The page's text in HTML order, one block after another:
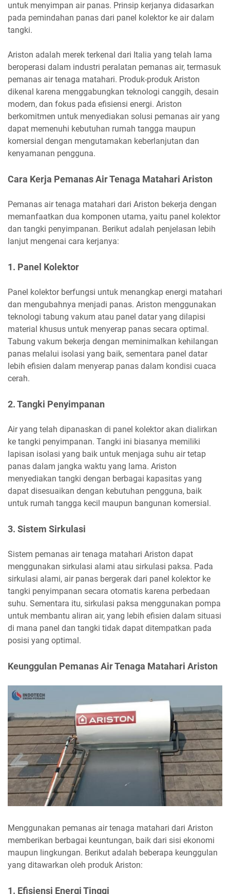
untuk menyimpan air panas. Prinsip kerjanya didasarkan
pada pemindahan panas dari panel kolektor ke air dalam
tangki.
Ariston adalah merek terkenal dari Italia yang telah lama
beroperasi dalam industri peralatan pemanas air, termasuk
pemanas air tenaga matahari. Produk-produk Ariston
dikenal karena menggabungkan teknologi canggih, desain
modern, dan fokus pada efisiensi energi. Ariston
berkomitmen untuk menyediakan solusi pemanas air yang
dapat memenuhi kebutuhan rumah tangga maupun
komersial dengan mengutamakan keberlanjutan dan
kenyamanan pengguna.
Cara Kerja Pemanas Air Tenaga Matahari Ariston
Pemanas air tenaga matahari dari Ariston bekerja dengan
memanfaatkan dua komponen utama, yaitu panel kolektor
dan tangki penyimpanan. Berikut adalah penjelasan lebih
lanjut mengenai cara kerjanya:
1. Panel Kolektor
Panel kolektor berfungsi untuk menangkap energi matahari
dan mengubahnya menjadi panas. Ariston menggunakan
teknologi tabung vakum atau panel datar yang dilapisi
material khusus untuk menyerap panas secara optimal.
Tabung vakum bekerja dengan meminimalkan kehilangan
panas melalui isolasi yang baik, sementara panel datar
lebih efisien dalam menyerap panas dalam kondisi cuaca
cerah.
2. Tangki Penyimpanan
Air yang telah dipanaskan di panel kolektor akan dialirkan
ke tangki penyimpanan. Tangki ini biasanya memiliki
lapisan isolasi yang baik untuk menjaga suhu air tetap
panas dalam jangka waktu yang lama. Ariston
menyediakan tangki dengan berbagai kapasitas yang
dapat disesuaikan dengan kebutuhan pengguna, baik
untuk rumah tangga kecil maupun bangunan komersial.
3. Sistem Sirkulasi
Sistem pemanas air tenaga matahari Ariston dapat
menggunakan sirkulasi alami atau sirkulasi paksa. Pada
sirkulasi alami, air panas bergerak dari panel kolektor ke
tangki penyimpanan secara otomatis karena perbedaan
suhu. Sementara itu, sirkulasi paksa menggunakan pompa
untuk membantu aliran air, yang lebih efisien dalam situasi
di mana panel dan tangki tidak dapat ditempatkan pada
posisi yang optimal.
Keunggulan Pemanas Air Tenaga Matahari Ariston
Menggunakan pemanas air tenaga matahari dari Ariston
memberikan berbagai keuntungan, baik dari sisi ekonomi
maupun lingkungan. Berikut adalah beberapa keunggulan
yang ditawarkan oleh produk Ariston:
1. Efisiensi Energi Tinggi